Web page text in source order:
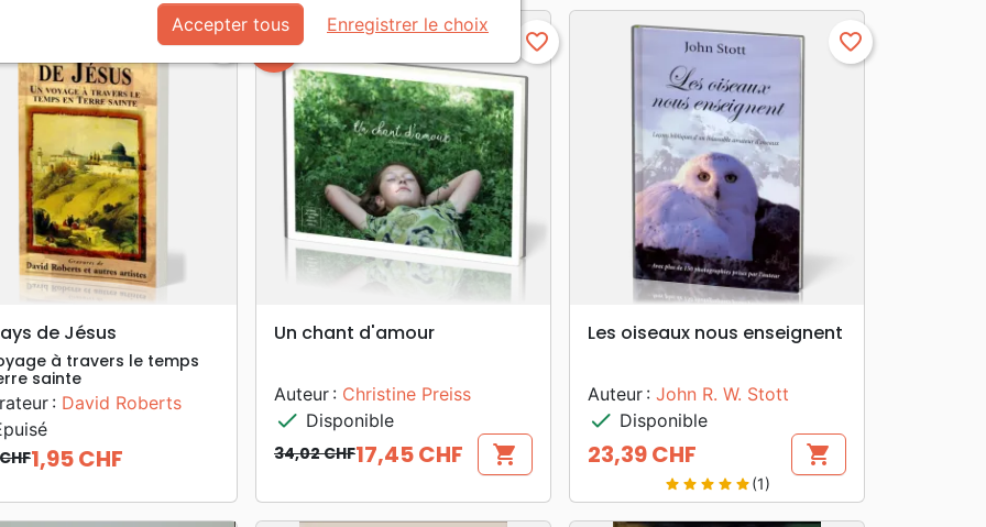
search APERÇU RAPIDE
favorite_border
de Jésus
à travers le temps
sainte
: David Roberts
base
1,95 CHF
search APERÇU RAPIDE
-49% favorite_border
Un chant d'amour
Auteur : Christine Preiss
check Disponible
Prix de base
34,02 CHF
Prix 17,45 CHF shopping_cart
search APERÇU RAPIDE
favorite_border
Les oiseaux nous enseignent
Auteur : John R. W. Stott
check Disponible
Prix
23,39 CHF shopping_cart
star star star star star(1)
Accepter tous Enregistrer le choix